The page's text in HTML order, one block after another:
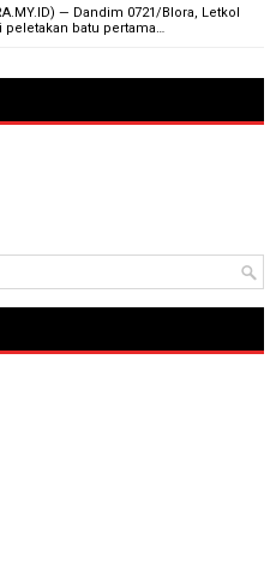
— Dandim 0721/Blora, Letkol
peletakan batu pertama…